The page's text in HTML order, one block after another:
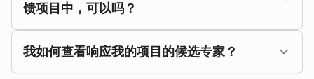
馈项目中，可以吗？
我如何查看响应我的项目的候选专家？